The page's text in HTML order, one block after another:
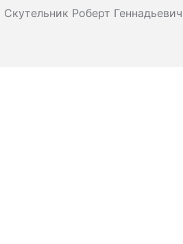
Роберт Геннадьевич